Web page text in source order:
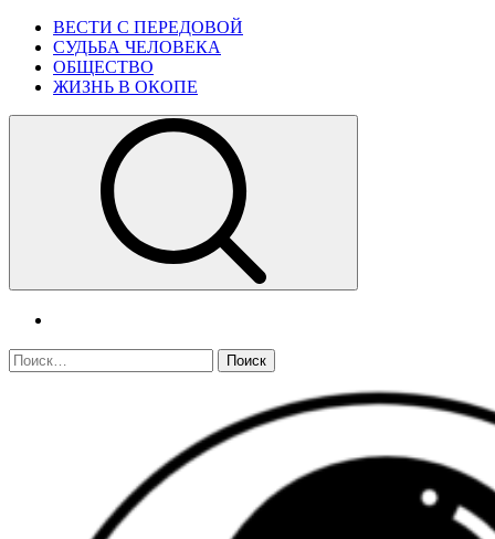
Skip
content
Primary
Menu
ВЕСТИ С ПЕРЕДОВОЙ
СУДЬБА ЧЕЛОВЕКА
ОБЩЕСТВО
ЖИЗНЬ В ОКОПЕ
Найти: